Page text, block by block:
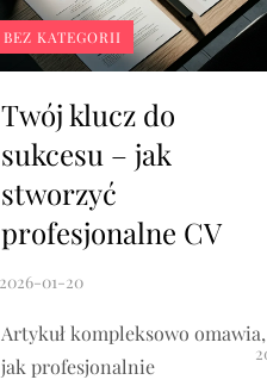
BEZ KATEGORII
Twój klucz do
sukcesu – jak
stworzyć
profesjonalne CV
Artykuł kompleksowo omawia,
jak profesjonalnie